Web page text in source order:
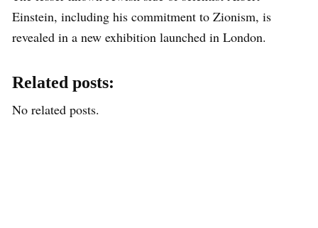
Einstein, including his commitment to Zionism, is
revealed in a new exhibition launched in London.
Related posts:
No related posts.